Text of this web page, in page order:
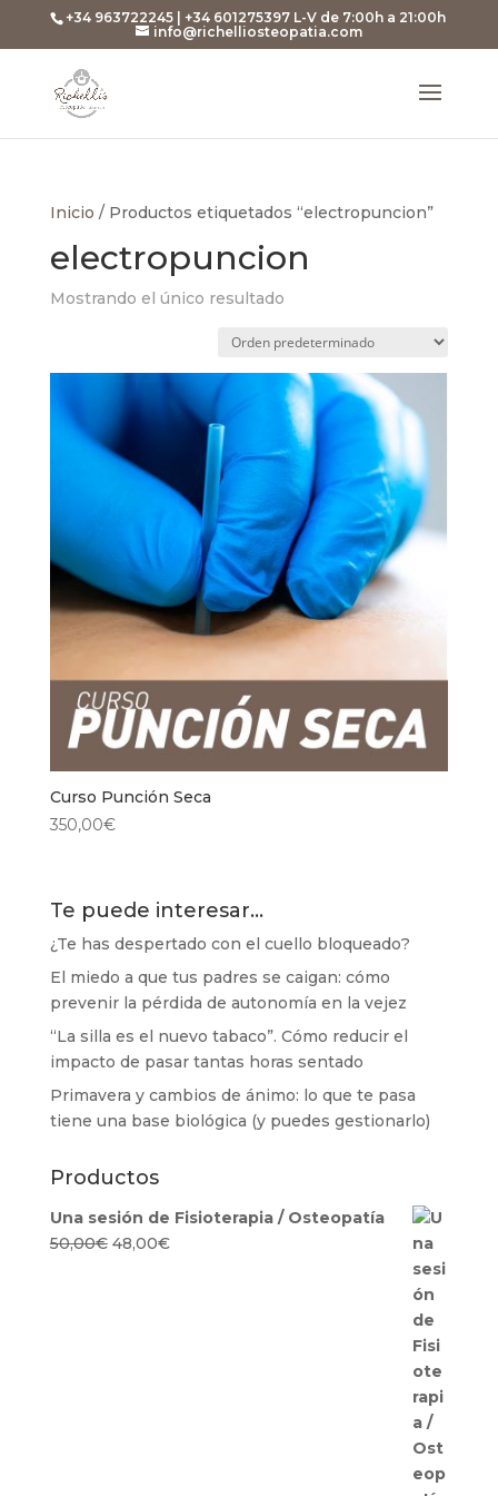
+34 963722245 | +34 601275397 L-V de 7:00h a 21:00h
info@richelliosteopatia.com
Inicio / Productos etiquetados “electropuncion”
electropuncion
Mostrando el único resultado
Curso Punción Seca
350,00€
Te puede interesar…
¿Te has despertado con el cuello bloqueado?
El miedo a que tus padres se caigan: cómo
prevenir la pérdida de autonomía en la vejez
“La silla es el nuevo tabaco”. Cómo reducir el
impacto de pasar tantas horas sentado
Primavera y cambios de ánimo: lo que te pasa
tiene una base biológica (y puedes gestionarlo)
Productos
Una sesión de Fisioterapia / Osteopatía
50,00€ El
48,00€El